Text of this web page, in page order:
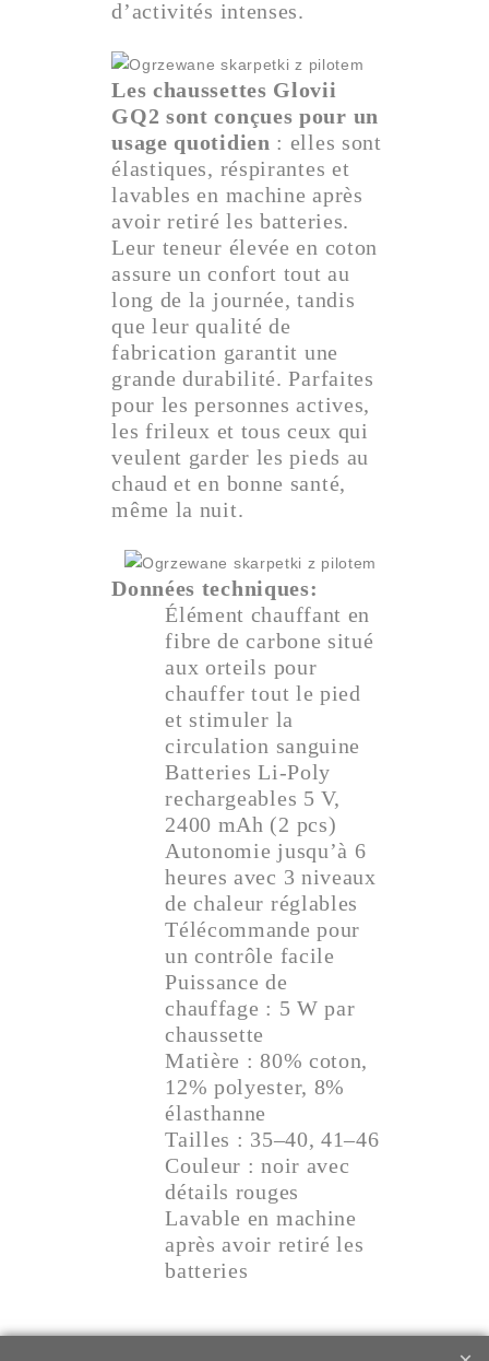
d’activités intenses.
Les chaussettes Glovii
GQ2 sont conçues pour un
usage quotidien : elles sont
élastiques, réspirantes et
lavables en machine après
avoir retiré les batteries.
Leur teneur élevée en coton
assure un confort tout au
long de la journée, tandis
que leur qualité de
fabrication garantit une
grande durabilité. Parfaites
pour les personnes actives,
les frileux et tous ceux qui
veulent garder les pieds au
chaud et en bonne santé,
même la nuit.
Données techniques:
Élément chauffant en
fibre de carbone situé
aux orteils pour
chauffer tout le pied
et stimuler la
circulation sanguine
Batteries Li‑Poly
rechargeables 5 V,
2400 mAh (2 pcs)
Autonomie jusqu’à 6
heures avec 3 niveaux
de chaleur réglables
Télécommande pour
un contrôle facile
Puissance de
chauffage : 5 W par
chaussette
Matière : 80% coton,
12% polyester, 8%
élasthanne
Tailles : 35–40, 41–46
Couleur : noir avec
détails rouges
Lavable en machine
après avoir retiré les
batteries